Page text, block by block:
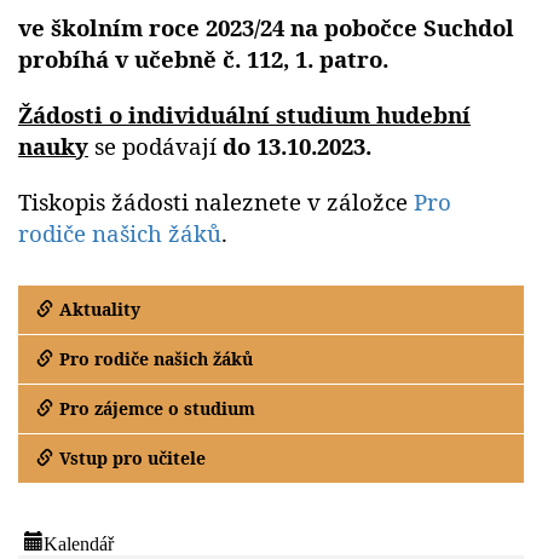
Aktuality
Pro rodiče našich žáků
Pro zájemce o studium
Vstup pro učitele
Kalendář
ve školním roce 2023/24 na pobočce Suchdol
probíhá v učebně č. 112, 1. patro.
Žádosti o individuální studium hudební
nauky se podávají do 13.10.2023.
Tiskopis žádosti naleznete v záložce Pro
rodiče našich žáků.